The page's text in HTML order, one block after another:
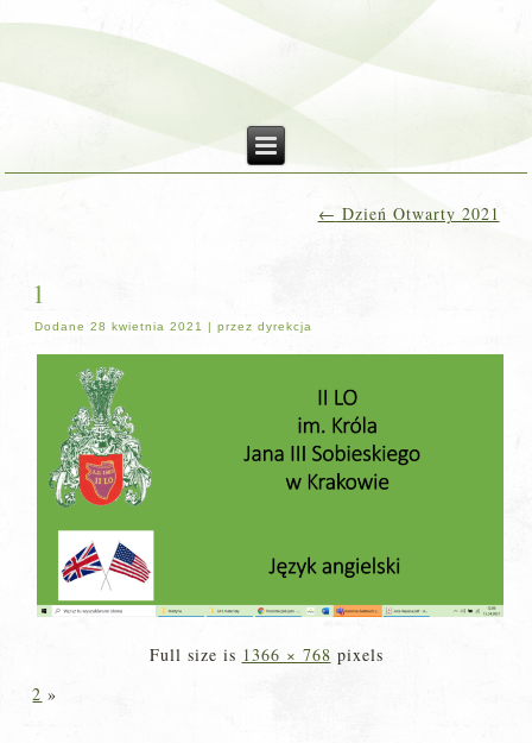
← Dzień Otwarty 2021
1
Dodane 28 kwietnia 2021 |przez dyrekcja
Full size is 1366 × 768 pixels
2 »